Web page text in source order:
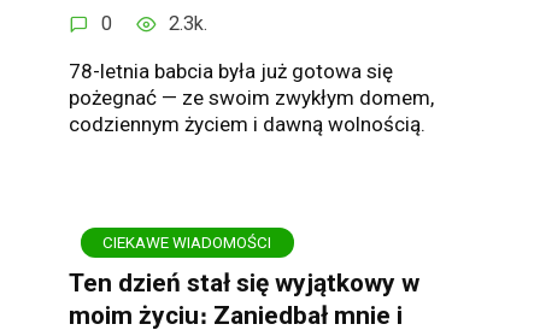
0 2.3k.
78-letnia babcia była już gotowa się
pożegnać — ze swoim zwykłym domem,
codziennym życiem i dawną wolnością.
CIEKAWE WIADOMOŚCI
Ten dzień stał się wyjątkowy w
moim życiu։ Zaniedbał mnie i